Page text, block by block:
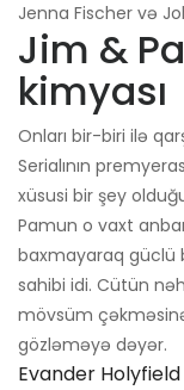
Jenna Fischer və
Jim &
kimyası
Onları bir-biri ilə
Serialının
xüsusi bir şey
Pamun o vaxt
baxmayaraq güclü
sahibi idi. Cütün
mövsüm
gözləməyə dəyər.
Evander